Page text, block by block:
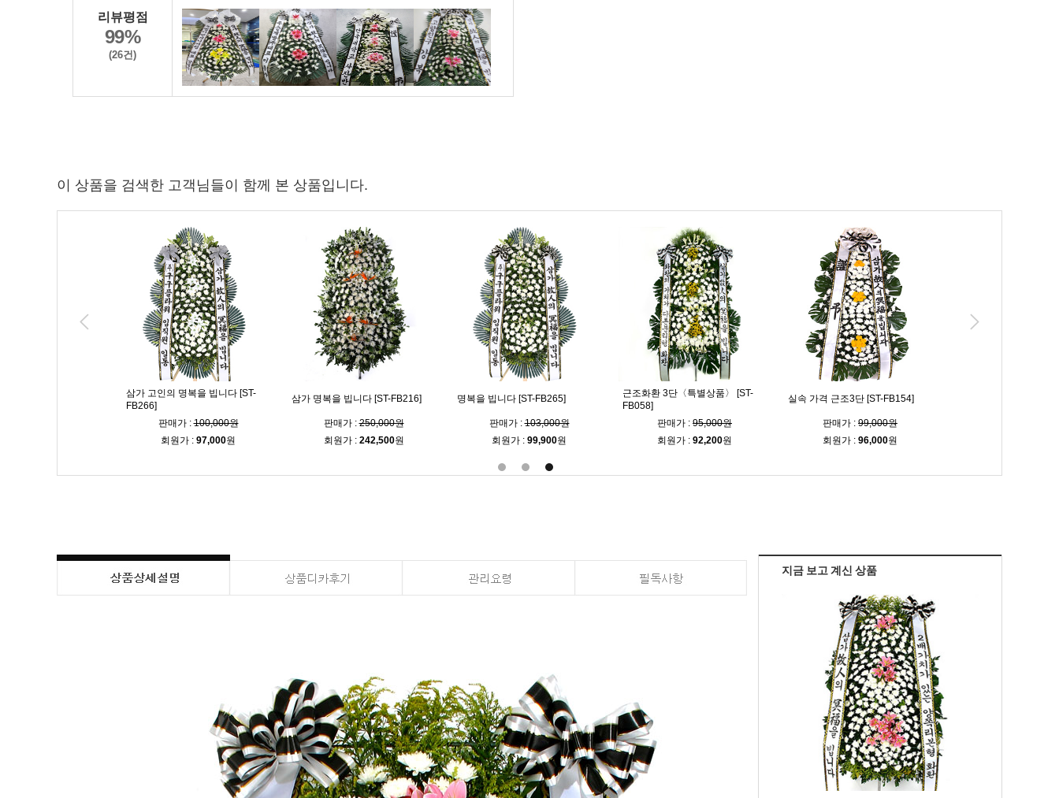
리뷰평점
99%
(26건)
이 상품을 검색한 고객님들이 함께 본 상품입니다.
삼가 고인의 명복을 빕니다 [ST-
FB266]
판매가 :100,000원
회원가 : 97,000원
삼가 명복을 빕니다 [ST-FB216]
판매가 :250,000원
회원가 : 242,500원
명복을 빕니다 [ST-FB265]
판매가 :103,000원
회원가 : 99,900원
근조화환 3단〈특별상품〉 [ST-
FB058]
판매가 : 95,000원
회원가 : 92,200원
실속 가격 근조3단 [ST-FB154]
판매가 : 99,000원
회원가 : 96,000원
지금 보고 계신 상품